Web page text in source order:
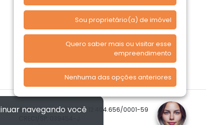
Sou proprietário(a) de imóvel
Quero saber mais ou visitar esse
empreendimento
Nenhuma das opções anteriores
© 2026 Imóvelp • CNPJ 12.404.656/0001-59
navegando você